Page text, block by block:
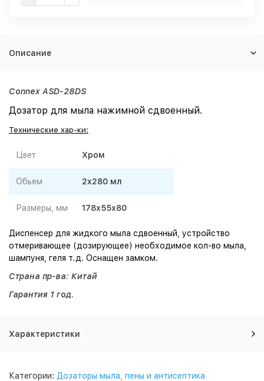
Описание
Connex ASD-28DS
Дозатор для мыла нажимной сдвоенный.
Технические хар-ки:
Цвет Хром
Обьем 2x280 мл
Размеры, мм 178х55х80
Диспенсер для жидкого мыла сдвоенный, устройство
отмеривающее (дозирующее) необходимое кол-во мыла,
шампуня, геля т.д. Оснащен замком.
Страна пр-ва: Китай
Гарантия 1 год.
Характеристики
Категории: Дозаторы мыла, пены и антисептика